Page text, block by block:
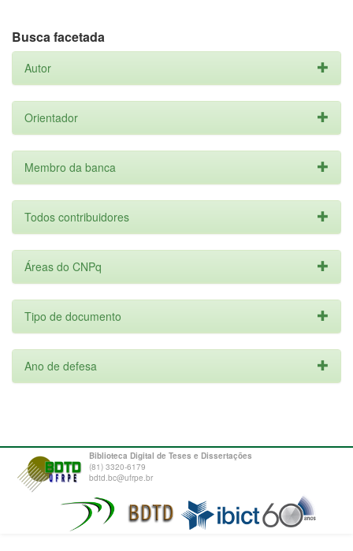
Busca facetada
Autor
Orientador
Membro da banca
Todos contribuidores
Áreas do CNPq
Tipo de documento
Ano de defesa
Biblioteca Digital de Teses e Dissertações
(81) 3320-6179
bdtd.bc@ufrpe.br